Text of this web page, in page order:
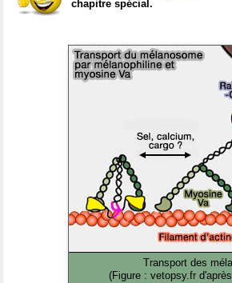
chapitre spécial.
Transport des
(Figure : vetopsy.fr d'après